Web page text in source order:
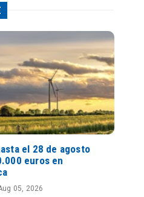
el 28 de agosto
euros en
05, 2026